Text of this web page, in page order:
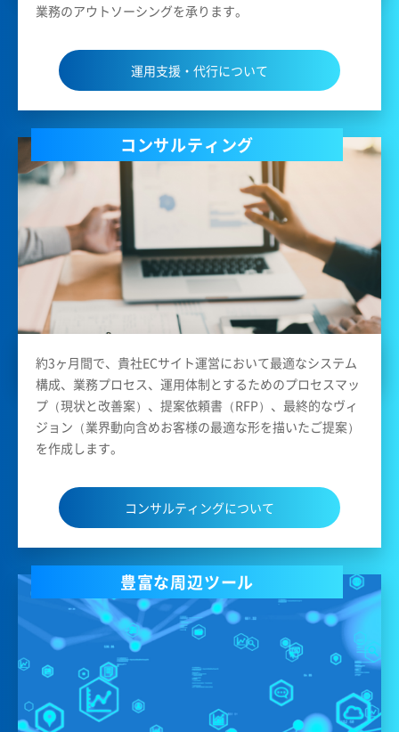
業務のアウトソーシングを承ります。
運用支援・代行について
コンサルティング
約3ヶ月間で、貴社ECサイト運営において最適なシステム
構成、業務プロセス、運用体制とするためのプロセスマッ
プ（現状と改善案）、提案依頼書（RFP）、最終的なヴィ
ジョン（業界動向含めお客様の最適な形を描いたご提案）
を作成します。
コンサルティングについて
豊富な周辺ツール